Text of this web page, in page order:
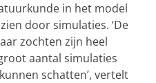
in het model
door simulaties. ‘De
zochten zijn heel
aantal simulaties
schatten’, vertelt